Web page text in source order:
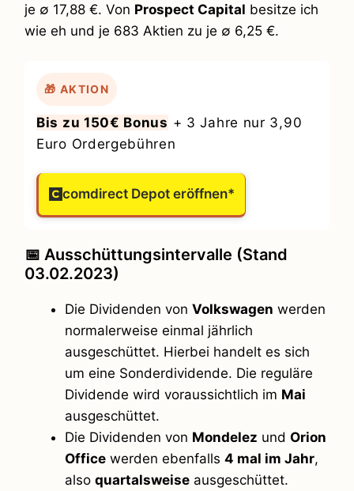
je ∅ 17,88 €. Von Prospect Capital besitze ich
wie eh und je 683 Aktien zu je ∅ 6,25 €.
🎁 AKTION
Bis zu 150€ Bonus + 3 Jahre nur 3,90
Euro Ordergebühren
comdirect Depot eröffnen*
📅 Ausschüttungsintervalle (Stand
03.02.2023)
Die Dividenden von Volkswagen werden
normalerweise einmal jährlich
ausgeschüttet. Hierbei handelt es sich
um eine Sonderdividende. Die reguläre
Dividende wird voraussichtlich im Mai
ausgeschüttet.
Die Dividenden von Mondelez und Orion
Office werden ebenfalls 4 mal im Jahr,
also quartalsweise ausgeschüttet.